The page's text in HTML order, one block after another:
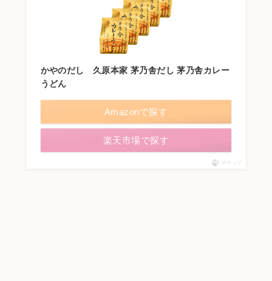
かやのだし 久原本家 茅乃舎だし 茅乃舎カレー
うどん
Amazonで探す
楽天市場で探す
ポチップ